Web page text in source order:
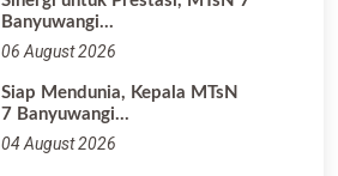
Banyuwangi…
06 August 2026
Siap Mendunia, Kepala MTsN
7 Banyuwangi…
04 August 2026